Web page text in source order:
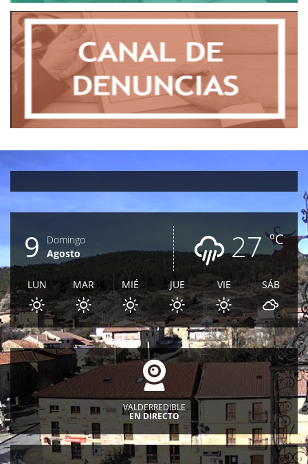
ºC
27
9
Domingo
Agosto
LUN MAR MIÉ JUE VIE SÁB
VALDERREDIBLE
EN DIRECTO